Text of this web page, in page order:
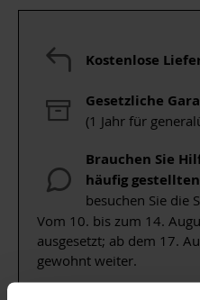
Kostenlose
Gesetzliche
(1 Jahr für
Brauchen Sie
häufig
besuchen Sie die
Vom 10. bis zum 14.
ausgesetzt; ab dem 17.
gewohnt weiter.